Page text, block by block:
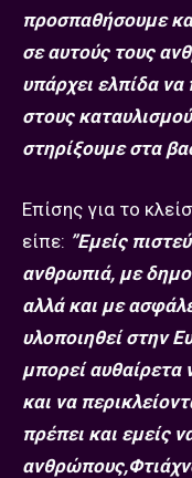
προσπαθήσουμε
σε αυτούς τους
υπάρχει ελπίδα
στους
στηρίξουμε στα
Επίσης για το
είπε: ”Εμείς
ανθρωπιά, με
αλλά και με
υλοποιηθεί στην
μπορεί αυθαίρετα
και να
πρέπει και εμείς
ανθρώπους,